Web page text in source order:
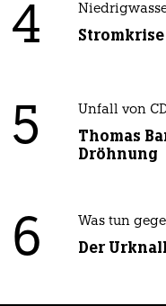
4
5 Unfall von
Thomas
Dröhnung
6 Was tun
Der Urknall